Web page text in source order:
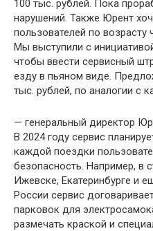
100 тыс. рублей. Пока
нарушений. Также Юрент
пользователей по возрасту
Мы выступили с
чтобы ввести сервисный
езду в пьяном виде.
тыс. рублей, по аналогии с
— генеральный директор
В 2024 году сервис
каждой поездки
безопасность. Например, в
Ижевске, Екатеринбурге и
России сервис
парковок для
размечать краской и